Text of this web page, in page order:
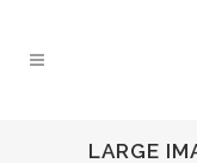
LARGE